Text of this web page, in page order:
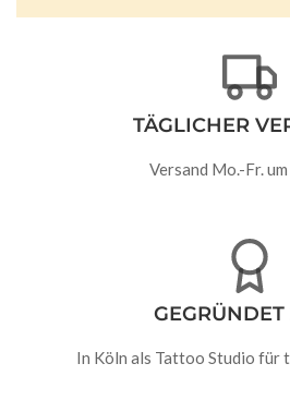
TÄGLICHER
Versand Mo.-Fr.
GEGRÜNDET
In Köln als Tattoo Studio für